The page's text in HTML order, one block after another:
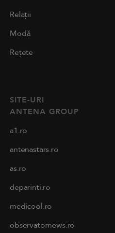
Relații
Modă
Rețete
SITE-URI
ANTENA GROUP
a1.ro
antenastars.ro
as.ro
deparinti.ro
medicool.ro
observatornews.ro